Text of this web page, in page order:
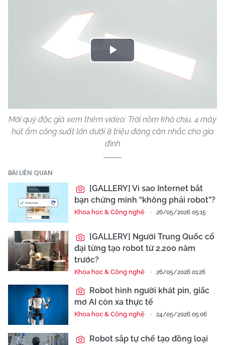
Play
Mời quý độc giả xem thêm video: Trời nồm khó chịu, 4 máy
hút ẩm công suất lớn dưới 8 triệu đáng cân nhắc cho gia
đình
BÀI LIÊN QUAN
[GALLERY] Vì sao Internet bắt
bạn chứng minh “không phải robot”?
Khoa học & Công nghệ 26/05/2026 05:15
[GALLERY] Người Trung Quốc cổ
đại từng tạo robot từ 2.200 năm
trước?
Khoa học & Công nghệ 26/05/2026 01:26
Robot hình người khát pin, giấc
mơ AI còn xa thực tế
Khoa học & Công nghệ 24/05/2026 05:06
Robot sắp tự chế tạo đồng loại